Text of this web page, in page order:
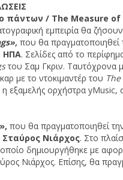
πάντων / The Measure
εμπειρία θα
που θα πραγματοποιηθεί
ΗΠΑ. Σελίδες από το
του Σαμ Γκριν. Ταυτόχρονα
με το ντοκιμαντέρ του The
ορχήστρα yMusic,
που θα πραγματοποιηθεί
Σταύρος Νιάρχος. Στο
δημιουργήθηκε με
Νιάρχος. Επίσης, θα